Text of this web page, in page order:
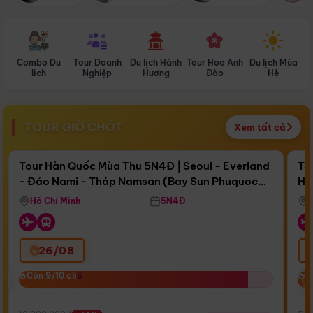
Combo Du
lịch
Tour Doanh
Nghiệp
Du lịch Hành
Hương
Tour Hoa Anh
Đào
Du lịch Mùa
Hè
TOUR GIỜ CHÓT Xem tất cả
Còn15 ngày 19:43:24
Bay Sun Phuquoc Airways
Điểm nổi bật
Tour Hàn Quốc Mùa Thu 5N4Đ | Seoul - Everland
- Đảo Nami - Tháp Namsan (Bay Sun Phuquoc
Airways)
Hồ Chí Minh 5N4Đ
26/08
Còn 9/10 chỗ
Còn 9/10 chỗ